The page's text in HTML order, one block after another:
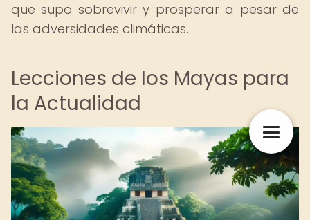
que supo sobrevivir y prosperar a pesar de
las adversidades climáticas.
Lecciones de los Mayas para
la Actualidad